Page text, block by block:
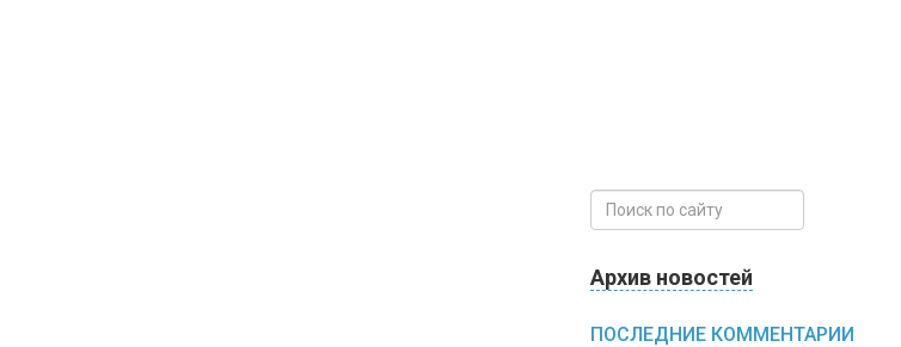
Архив новостей
ПОСЛЕДНИЕ КОММЕНТАРИИ